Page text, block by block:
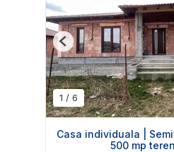
1 / 6
Previous
Casa individuala |
500 mp